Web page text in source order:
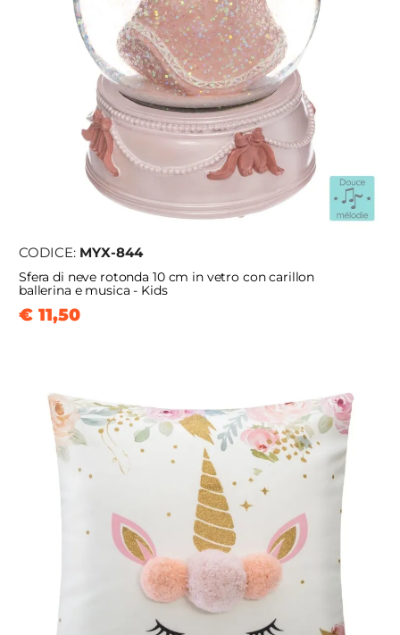
CODICE: MYX-844
Sfera di neve rotonda 10 cm in vetro con carillon
ballerina e musica - Kids
€ 11,50